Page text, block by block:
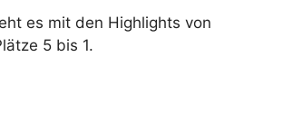
es mit den Highlights von
5 bis 1.